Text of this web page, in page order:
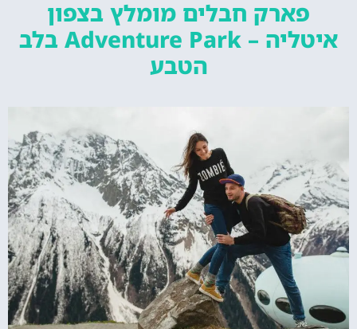
פארק חבלים מומלץ בצפון
איטליה – Adventure Park בלב
הטבע